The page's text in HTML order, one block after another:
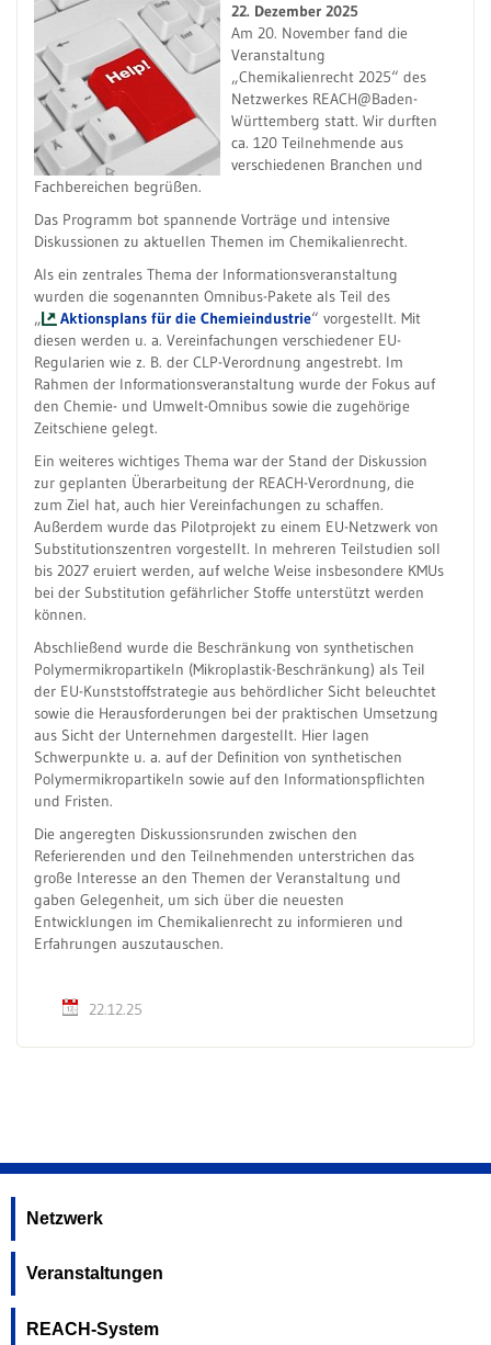
22. Dezember 2025
Am 20. November fand die
Veranstaltung
„Chemikalienrecht 2025“ des
Netzwerkes REACH@Baden-
Württemberg statt. Wir durften
ca. 120 Teilnehmende aus
verschiedenen Branchen und
Fachbereichen begrüßen.
Das Programm bot spannende Vorträge und intensive
Diskussionen zu aktuellen Themen im Chemikalienrecht.
Als ein zentrales Thema der Informationsveranstaltung
wurden die sogenannten Omnibus-Pakete als Teil des
„
Aktionsplans für die Chemieindustrie“ vorgestellt. Mit
diesen werden u. a. Vereinfachungen verschiedener EU-
Regularien wie z. B. der CLP-Verordnung angestrebt. Im
Rahmen der Informationsveranstaltung wurde der Fokus auf
den Chemie- und Umwelt-Omnibus sowie die zugehörige
Zeitschiene gelegt.
Ein weiteres wichtiges Thema war der Stand der Diskussion
zur geplanten Überarbeitung der REACH-Verordnung, die
zum Ziel hat, auch hier Vereinfachungen zu schaffen.
Außerdem wurde das Pilotprojekt zu einem EU-Netzwerk von
Substitutionszentren vorgestellt. In mehreren Teilstudien soll
bis 2027 eruiert werden, auf welche Weise insbesondere KMUs
bei der Substitution gefährlicher Stoffe unterstützt werden
können.
Abschließend wurde die Beschränkung von synthetischen
Polymermikropartikeln (Mikroplastik-Beschränkung) als Teil
der EU-Kunststoffstrategie aus behördlicher Sicht beleuchtet
sowie die Herausforderungen bei der praktischen Umsetzung
aus Sicht der Unternehmen dargestellt. Hier lagen
Schwerpunkte u. a. auf der Definition von synthetischen
Polymermikropartikeln sowie auf den Informationspflichten
und Fristen.
Die angeregten Diskussionsrunden zwischen den
Referierenden und den Teilnehmenden unterstrichen das
große Interesse an den Themen der Veranstaltung und
gaben Gelegenheit, um sich über die neuesten
Entwicklungen im Chemikalienrecht zu informieren und
Erfahrungen auszutauschen.
22.12.25
Netzwerk
Veranstaltungen
REACH-System